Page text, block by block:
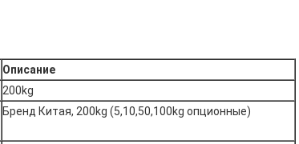
Описание
200kg
Бренд Китая, 200kg (5,10,50,100kg опционные)